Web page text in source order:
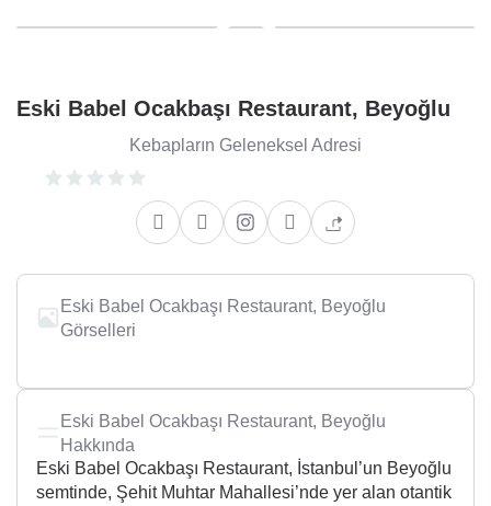
Eski Babel Ocakbaşı Restaurant, Beyoğlu
Kebapların Geleneksel Adresi
Eski Babel Ocakbaşı Restaurant, Beyoğlu
Görselleri
Eski Babel Ocakbaşı Restaurant, Beyoğlu
Hakkında
Eski Babel Ocakbaşı Restaurant, İstanbul’un Beyoğlu
semtinde, Şehit Muhtar Mahallesi’nde yer alan otantik